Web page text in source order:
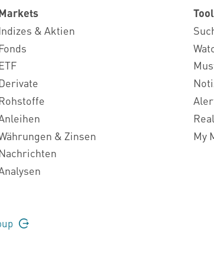
& Aktien
& Zinsen
My